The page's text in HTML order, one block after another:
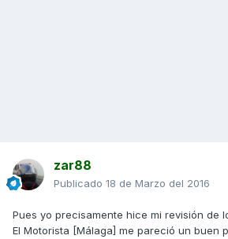
zar88
Publicado 18 de Marzo del 2016
Pues yo precisamente hice mi revisión de
El Motorista [Málaga] me pareció un buen